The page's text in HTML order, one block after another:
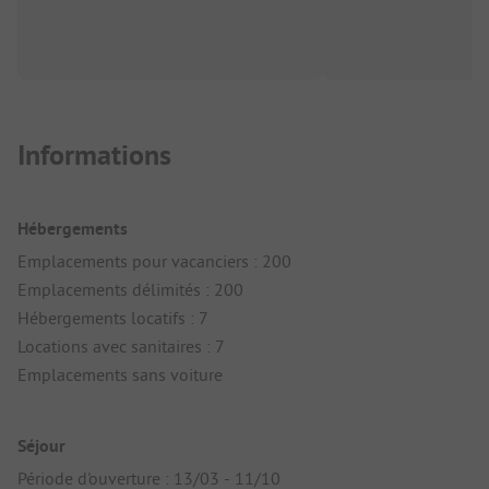
Informations
Hébergements
Emplacements pour vacanciers : 200
Emplacements délimités : 200
Hébergements locatifs : 7
Locations avec sanitaires : 7
Emplacements sans voiture
Séjour
Période d'ouverture : 13/03 - 11/10